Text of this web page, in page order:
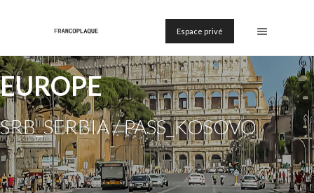
Espace privé
EUROPE
SRB_SERBIA / PASS_KOSOVO